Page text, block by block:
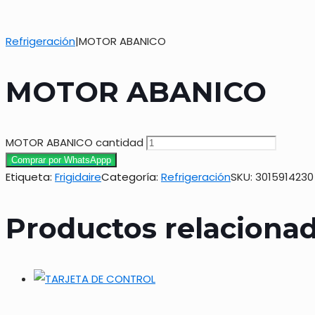
Refrigeración|MOTOR ABANICO
MOTOR ABANICO
MOTOR ABANICO cantidad
Comprar por WhatsAppp
Etiqueta: FrigidaireCategoría: RefrigeraciónSKU: 3015914230
Productos